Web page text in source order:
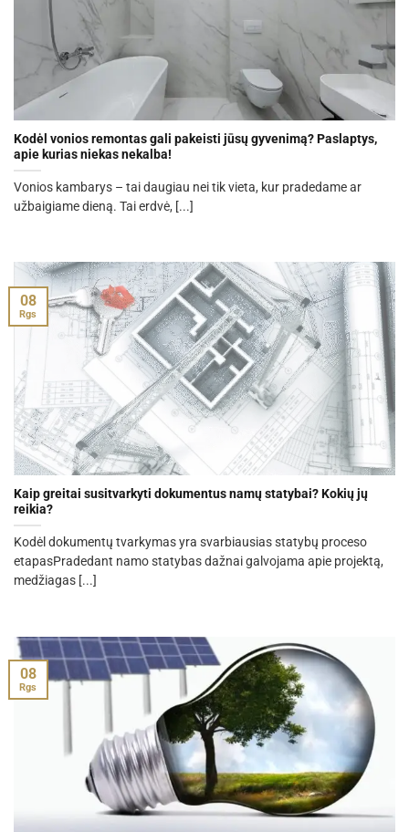
Kodėl vonios remontas gali pakeisti jūsų gyvenimą? Paslaptys,
apie kurias niekas nekalba!
Vonios kambarys – tai daugiau nei tik vieta, kur pradedame ar
užbaigiame dieną. Tai erdvė, [...]
Kaip greitai susitvarkyti dokumentus namų statybai? Kokių jų
reikia?
Kodėl dokumentų tvarkymas yra svarbiausias statybų proceso
etapasPradedant namo statybas dažnai galvojama apie projektą,
medžiagas [...]
08
Rgs
08
Rgs